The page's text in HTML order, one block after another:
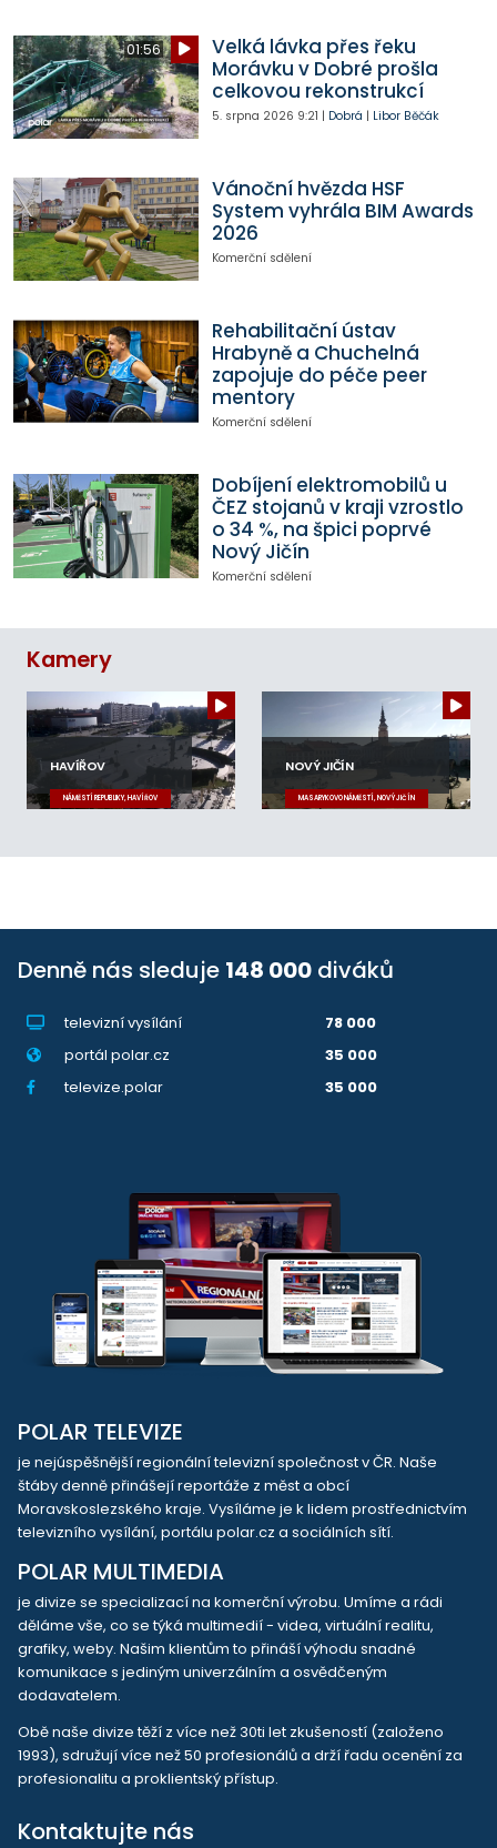
01:56
Velká lávka přes řeku
Morávku v Dobré prošla
celkovou rekonstrukcí
5. srpna 2026 9:21 | Dobrá | Libor Běčák
Vánoční hvězda HSF
System vyhrála BIM Awards
2026
Komerční sdělení
Rehabilitační ústav
Hrabyně a Chuchelná
zapojuje do péče peer
mentory
Komerční sdělení
Dobíjení elektromobilů u
ČEZ stojanů v kraji vzrostlo
o 34 %, na špici poprvé
Nový Jičín
Komerční sdělení
Kamery
HAVÍŘOV
NÁMĚSTÍ REPUBLIKY, HAVÍŘOV
NOVÝ JIČÍN
MASARYKOVO NÁMĚSTÍ, NOVÝ JIČÍN
Denně nás sleduje 148 000 diváků
televizní vysílání
78 000
portál polar.cz
35 000
televize.polar
35 000
POLAR TELEVIZE
je nejúspěšnější regionální televizní společnost v ČR. Naše
štáby denně přinášejí reportáže z měst a obcí
Moravskoslezského kraje. Vysíláme je k lidem prostřednictvím
televizního vysílání, portálu polar.cz a sociálních sítí.
POLAR MULTIMEDIA
je divize se specializací na komerční výrobu. Umíme a rádi
děláme vše, co se týká multimedií - videa, virtuální realitu,
grafiky, weby. Našim klientům to přináší výhodu snadné
komunikace s jediným univerzálním a osvědčeným
dodavatelem.
Obě naše divize těží z více než 30ti let zkušeností (založeno
1993), sdružují více než 50 profesionálů a drží řadu ocenění za
profesionalitu a proklientský přístup.
Kontaktujte nás